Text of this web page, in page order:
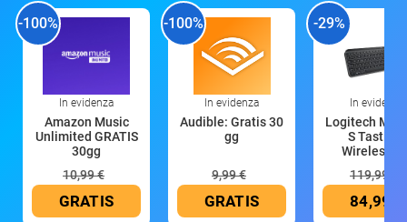
-100%
In evidenza
Amazon Music
Unlimited GRATIS
30gg
10,99 €
GRATIS
-100%
In evidenza
Audible: Gratis 30
gg
9,99 €
GRATIS
-29%
In evidenza
Logitech MX
S Tastiera
Wireless
119,99 €
84,99 €